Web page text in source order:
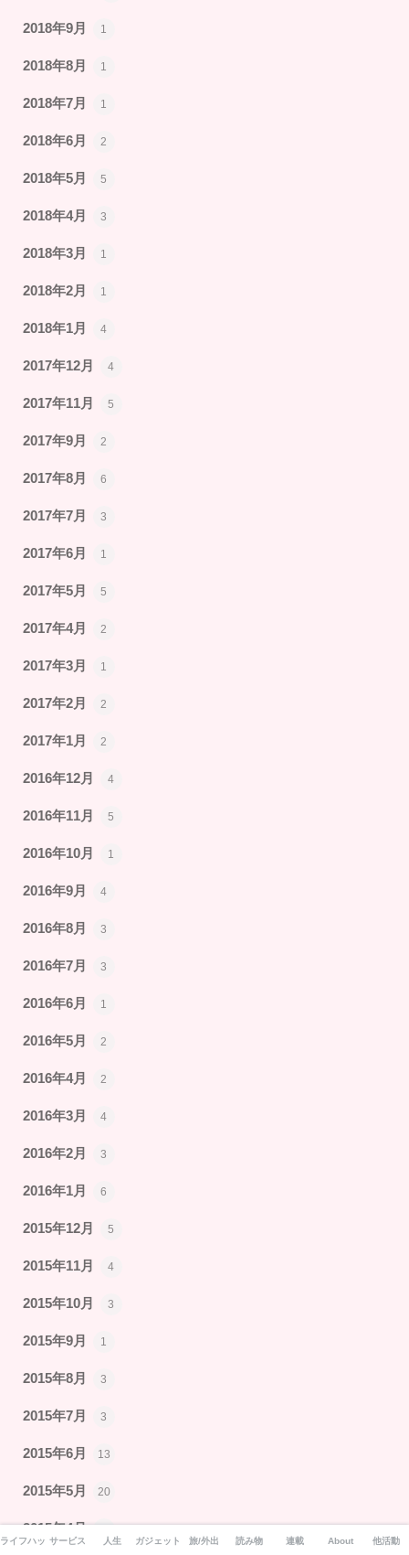
2018年9月 1
2018年8月 1
2018年7月 1
2018年6月 2
2018年5月 5
2018年4月 3
2018年3月 1
2018年2月 1
2018年1月 4
2017年12月 4
2017年11月 5
2017年9月 2
2017年8月 6
2017年7月 3
2017年6月 1
2017年5月 5
2017年4月 2
2017年3月 1
2017年2月 2
2017年1月 2
2016年12月 4
2016年11月 5
2016年10月 1
2016年9月 4
2016年8月 3
2016年7月 3
2016年6月 1
2016年5月 2
2016年4月 2
2016年3月 4
2016年2月 3
2016年1月 6
2015年12月 5
2015年11月 4
2015年10月 3
2015年9月 1
2015年8月 3
2015年7月 3
2015年6月 13
2015年5月 20
2015年4月
ライフハックサービス 人生 ガジェット 旅/外出 読み物 連載 About 他活動